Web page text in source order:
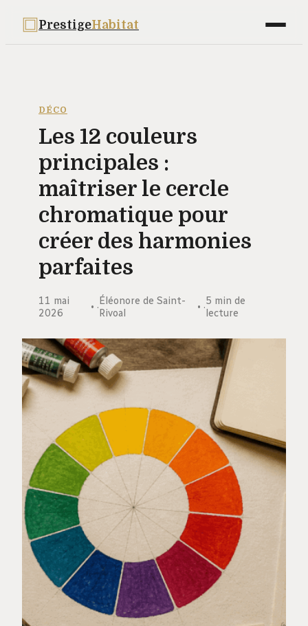
PrestigeHabitat
Déco
Bricolage
Jardinage
Immobilier
DÉCO
Les 12 couleurs
principales :
maîtriser le cercle
chromatique pour
créer des harmonies
parfaites
11 mai
2026
·Éléonore de Saint-
Rivoal
·5 min de
lecture